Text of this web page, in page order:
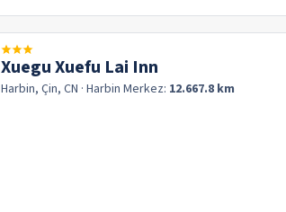
Xuegu Xuefu Lai Inn
Harbin, Çin, CN · Harbin Merkez: 12.667.8 km